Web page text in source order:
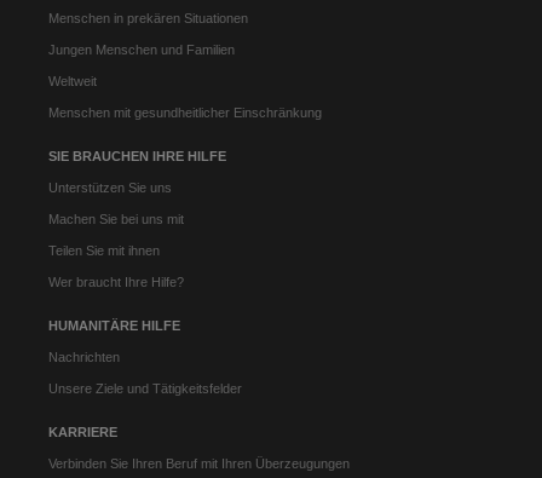
Menschen in prekären Situationen
Jungen Menschen und Familien
Weltweit
Menschen mit gesundheitlicher Einschränkung
SIE BRAUCHEN IHRE HILFE
Unterstützen Sie uns
Machen Sie bei uns mit
Teilen Sie mit ihnen
Wer braucht Ihre Hilfe?
HUMANITÄRE HILFE
Nachrichten
Unsere Ziele und Tätigkeitsfelder
KARRIERE
Verbinden Sie Ihren Beruf mit Ihren Überzeugungen